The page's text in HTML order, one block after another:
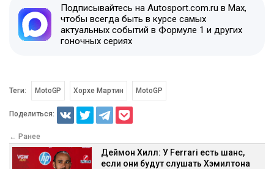
Подписывайтесь на Autosport.com.ru в Max,
чтобы всегда быть в курсе самых
актуальных событий в Формуле 1 и других
гоночных сериях
Теги: MotoGP Хорхе Мартин MotoGP
Поделиться:
← Ранее
Деймон Хилл: У Ferrari есть шанс,
если они будут слушать Хэмилтона